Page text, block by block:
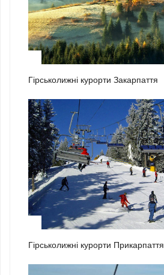
Гірськолижні курорти Закарпаття
Гірськолижні курорти Прикарпаття